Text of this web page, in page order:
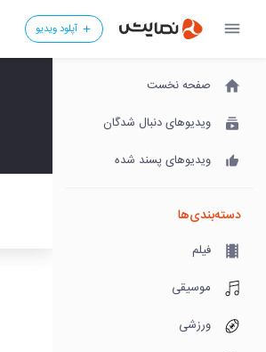
آپلود ویدیو
صفحه نخست
ویدیوهای دنبال شدگان
ویدیوهای پسند شده
دسته‌بندی‌ها
فیلم
موسیقی
ورزشی